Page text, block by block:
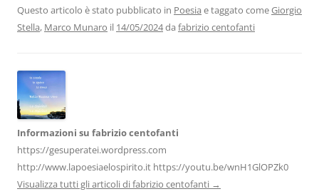
b
o
o
k
dI
n
A
p
a
m
vi
di
Questo articolo è stato pubblicato in Poesia e taggato comeGiorgio
Stella, Marco Munaro il 14/05/2024da fabrizio centofanti
Informazioni su fabrizio centofanti
https://gesuperatei.wordpress.com
http://www.lapoesiaelospirito.it https://youtu.be/wnH1GlOPZk0
Visualizza tutti gli articoli di fabrizio centofanti →